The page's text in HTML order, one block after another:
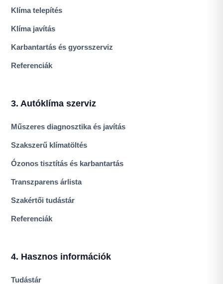
Klíma telepítés
Klíma javítás
Karbantartás és gyorsszerviz
Referenciák
3. Autóklíma szerviz
Műszeres diagnosztika és javítás
Szakszerű klímatöltés
Ózonos tisztítás és karbantartás
Transzparens árlista
Szakértői tudástár
Referenciák
4. Hasznos információk
Tudástár